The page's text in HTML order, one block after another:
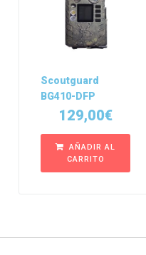
Scoutguard
BG410-DFP
129,00€
AÑADIR AL
CARRITO